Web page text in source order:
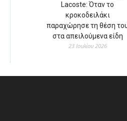
Lacoste: Όταν το
κροκοδειλάκι
παραχώρησε τη θέση
στα απειλούμενα είδη
23 Ιουλίου 2026